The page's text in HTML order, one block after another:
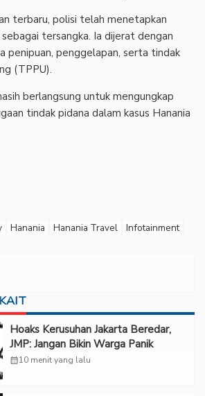
terbaru, polisi telah menetapkan
tersangka. Ia dijerat dengan
penipuan, penggelapan, serta tindak
(TPPU).
berlangsung untuk mengungkap
tindak pidana dalam kasus Hanania
Hanania Hanania Travel
Infotainment
Hoaks Kerusuhan Jakarta Beredar,
JMP: Jangan Bikin Warga Panik
calendar_month10 menit yang lalu